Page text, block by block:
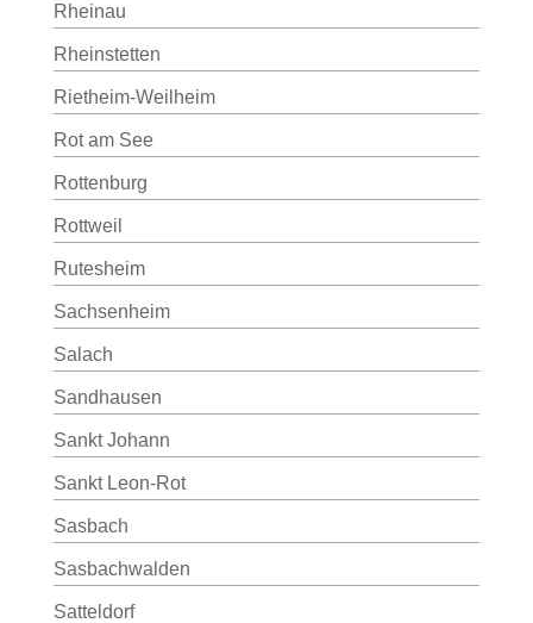
Rheinau
Rheinstetten
Rietheim-Weilheim
Rot am See
Rottenburg
Rottweil
Rutesheim
Sachsenheim
Salach
Sandhausen
Sankt Johann
Sankt Leon-Rot
Sasbach
Sasbachwalden
Satteldorf